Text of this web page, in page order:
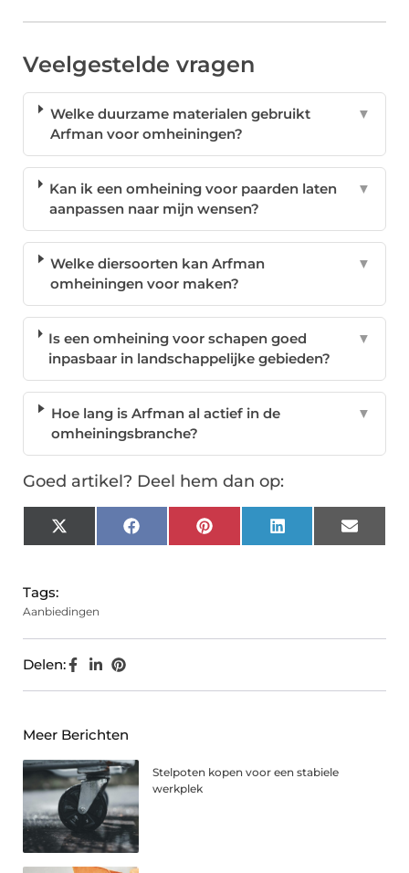
Veelgestelde vragen
Welke duurzame materialen gebruikt
Arfman voor omheiningen?
▼
Kan ik een omheining voor paarden laten
aanpassen naar mijn wensen?
▼
Welke diersoorten kan Arfman
omheiningen voor maken?
▼
Is een omheining voor schapen goed
inpasbaar in landschappelijke gebieden?
▼
Hoe lang is Arfman al actief in de
omheiningsbranche?
▼
Goed artikel? Deel hem dan op:
X
(Twitter)
FacebookPinterest LinkedIn Email
Tags:
Aanbiedingen
Delen:
Meer Berichten
Stelpoten kopen voor een stabiele
werkplek